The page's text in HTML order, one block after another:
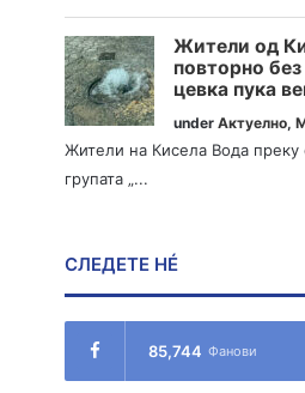
Жители од
повторно
цевка пука
underАктуелно,
Жители на Кисела Вода преку
групата „...
СЛЕДЕТЕ НÉ
85,744 Фанови